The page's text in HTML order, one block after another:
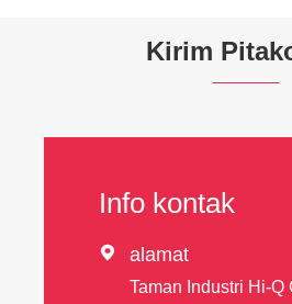
Kirim
Info kontak
 alamat
Taman Industri Hi-Q